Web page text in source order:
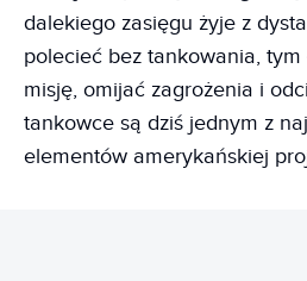
dalekiego zasięgu żyje z
polecieć bez tankowania, tym
misję, omijać zagrożenia i
tankowce są dziś jednym z
elementów amerykańskiej